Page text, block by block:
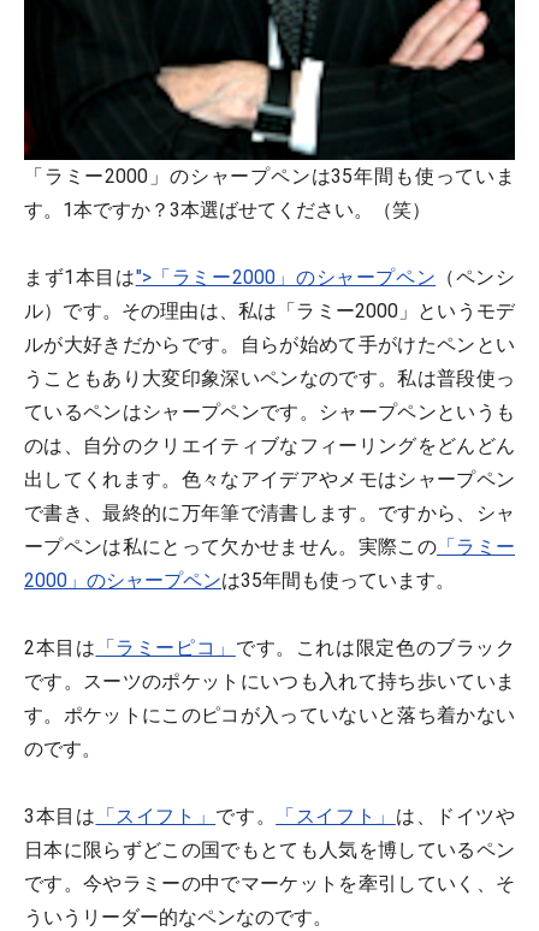
「ラミー2000」のシャープペンは35年間も使っていま
す。 1本ですか？3本選ばせてください。（笑）
まず1本目は">「ラミー2000」のシャープペン （ペンシ
ル）です。その理由は、私は「ラミー2000」というモデ
ルが大好きだからです。自らが始めて手がけたペンとい
うこともあり大変印象深いペンなのです。私は普段使っ
ているペンはシャープペンです。シャープペンというも
のは、自分のクリエイティブなフィーリングをどんどん
出してくれます。色々なアイデアやメモはシャープペン
で書き、最終的に万年筆で清書します。ですから、シャ
ープペンは私にとって欠かせません。実際この 「ラミー
2000」のシャープペンは35年間も使っています。
2本目は 「ラミーピコ」 です。これは限定色のブラック
です。スーツのポケットにいつも入れて持ち歩いていま
す。ポケットにこのピコが入っていないと落ち着かない
のです。
3本目は 「スイフト」 です。 「スイフト」 は、ドイツや
日本に限らずどこの国でもとても人気を博しているペン
です。今やラミーの中でマーケットを牽引していく、そ
ういうリーダー的なペンなのです。